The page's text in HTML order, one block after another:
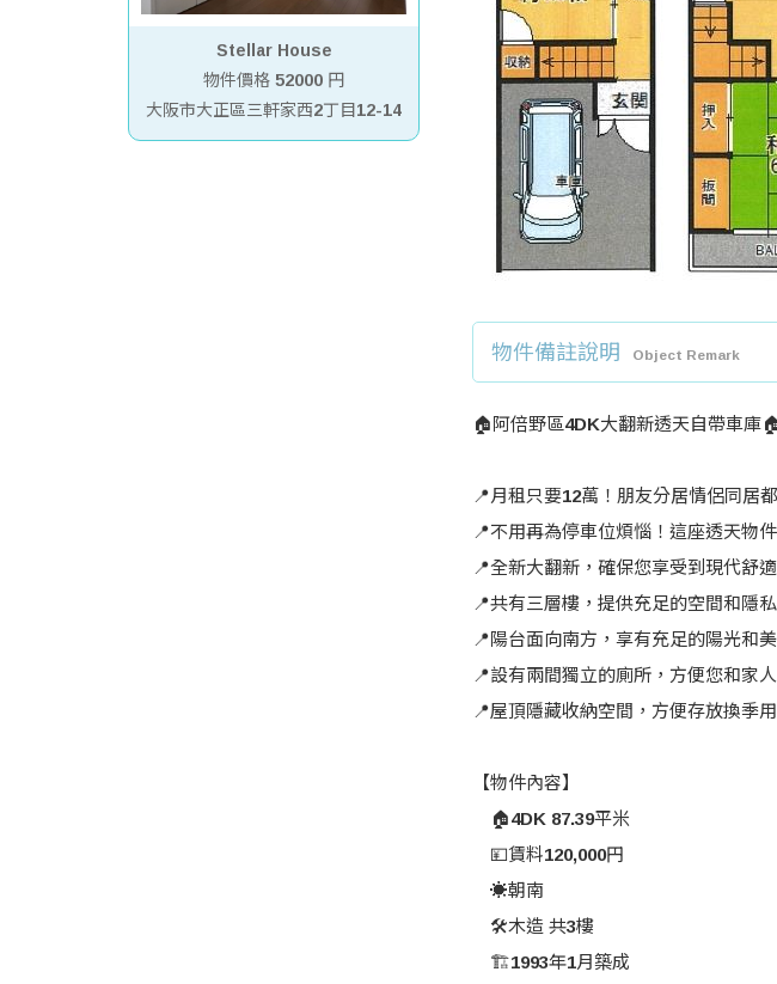
Stellar House
物件價格52000円
大阪市大正區三軒家西2丁目12-14
物件備註說明 Object Remark
🏠阿倍野區4DK大翻新透天自帶車庫
📍月租只要12萬！朋友分居情侶同居
📍不用再為停車位煩惱！這座透天物
📍全新大翻新，確保您享受到現代舒
📍共有三層樓，提供充足的空間和隱
📍陽台面向南方，享有充足的陽光和
📍設有兩間獨立的廁所，方便您和家
📍屋頂隱藏收納空間，方便存放換季
【物件內容】
🏠4DK 87.39平米
💴賃料120,000円
☀️朝南
🛠木造 共3樓
🏗1993年1月築成